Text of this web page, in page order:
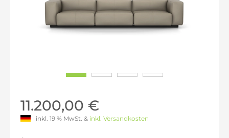
11.200,00 €
inkl. 19 % MwSt. & inkl. Versandkosten